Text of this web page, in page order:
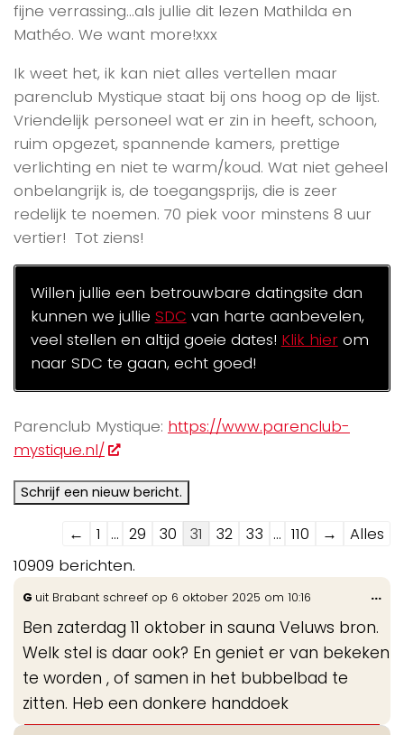
fijne verrassing…als jullie dit lezen Mathilda en
Mathéo. We want more!xxx
Ik weet het, ik kan niet alles vertellen maar
parenclub Mystique staat bij ons hoog op de lijst.
Vriendelijk personeel wat er zin in heeft, schoon,
ruim opgezet, spannende kamers, prettige
verlichting en niet te warm/koud. Wat niet geheel
onbelangrijk is, de toegangsprijs, die is zeer
redelijk te noemen. 70 piek voor minstens 8 uur
vertier! Tot ziens!
Willen jullie een betrouwbare datingsite dan
kunnen we jullie SDC van harte aanbevelen,
veel stellen en altijd goeie dates! Klik hierom
naar SDC te gaan, echt goed!
Parenclub Mystique: https://www.parenclub-
mystique.nl/
Navigatie
door
de
gastenboek-
lijst
← 1 ... 29 30 31 32 33 ... 110 →
Alles
10909 berichten.
G uit Brabant schreef op 6 oktober 2025 om 10:16
Ben zaterdag 11 oktober in sauna Veluws bron.
Welk stel is daar ook? En geniet er van bekeken
te worden , of samen in het bubbelbad te
zitten. Heb een donkere handdoek
...